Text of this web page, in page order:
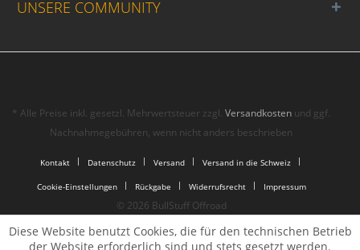
UNSERE COMMUNITY
* Alle Preise inkl. gesetzl. Mehrwertsteuer zzgl.Versandkosten und ggf.
Nachnahmegebühren, wenn nicht anders beschrieben
Kontakt Datenschutz Versand Versand in die Schweiz
Cookie-Einstellungen Rückgabe Widerrufsrecht Impressum
© 2026 BullStuff Offroad
Diese Website benutzt Cookies, die für den technischen Betrieb
der Website erforderlich sind und stets gesetzt werden.